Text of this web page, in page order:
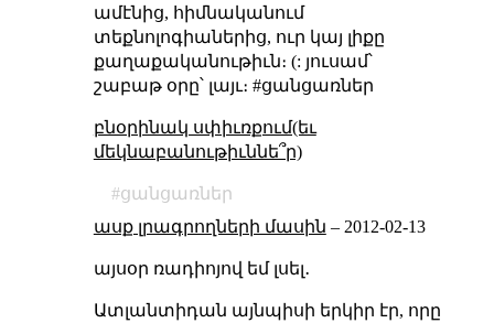
ամէնից, հիմնականում
տեքնոլոգիաներից, ուր կայ լիքը
քաղաքականութիւն։ (: յուսամ՝
շաբաթ օրը՝ լայւ։ #ցանցառներ
բնօրինակ սփիւռքում(եւ
մեկնաբանութիւննե՞ր)
ցանցառներ
ասք լրագրողների մասին – 2012-02-13
այսօր ռադիոյով եմ լսել․
Ատլանտիդան այնպիսի երկիր էր, որը